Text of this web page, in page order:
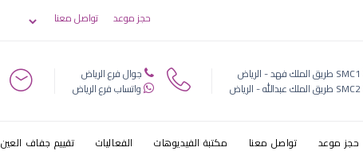
العين
حجز موعد تواصل معنا
SMC1 طريق الملك فهد - الرياض
SMC2 طريق الملك عبدالله - الرياض
جوال فرع الرياض
واتساب فرع الرياض
حجز موعد تواصل معنا مكتبة الفيديوهات الفعاليات تقييم جفاف العين